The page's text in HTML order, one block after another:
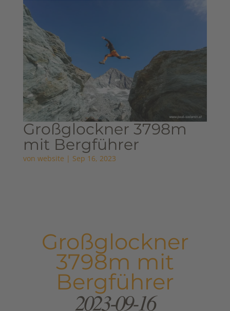
Großglockner 3798m
mit Bergführer
von website | Sep 16, 2023
Großglockner
3798m mit
Bergführer
2023-09-16